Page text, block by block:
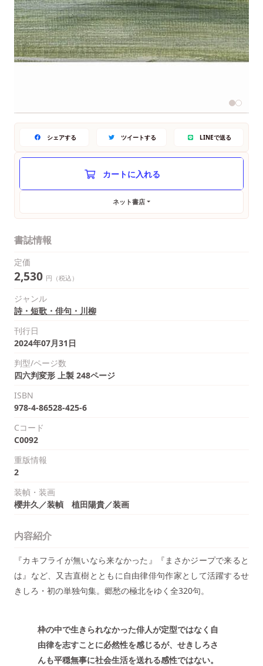
シェアする ツイートする LINEで送る
ネット書店
書誌情報
定価
2,530 円（税込）
ジャンル
詩・短歌・俳句・川柳
刊行日
2024年07月31日
判型/ページ数
四六判変形 上製 248ページ
ISBN
978-4-86528-425-6
Cコード
C0092
重版情報
2
装幀・装画
櫻井久／装幀 植田陽貴／装画
内容紹介
『カキフライが無いなら来なかった』『まさかジープで来ると
は』など、又吉直樹とともに自由律俳句作家として活躍するせ
きしろ・初の単独句集。郷愁の極北をゆく全320句。
枠の中で生きられなかった俳人が定型ではなく自
由律を志すことに必然性を感じるが、せきしろさ
んも平穏無事に社会生活を送れる感性ではない。